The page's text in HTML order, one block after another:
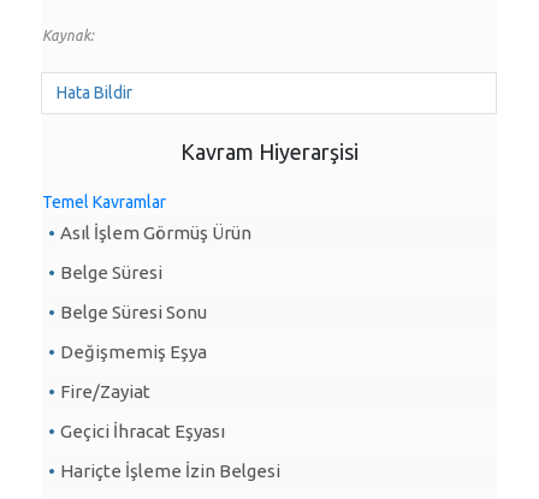
Kaynak:
Hata Bildir
Kavram Hiyerarşisi
Temel Kavramlar
Asıl İşlem Görmüş Ürün
Belge Süresi
Belge Süresi Sonu
Değişmemiş Eşya
Fire/Zayiat
Geçici İhracat Eşyası
Hariçte İşleme İzin Belgesi